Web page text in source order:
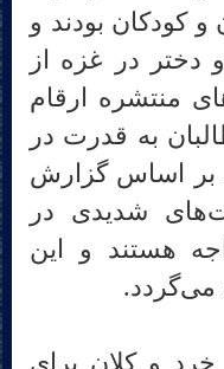
و کودکان بودند و
دفتر حقوق بشر ، بیش از 28000 زن و دختر در غزه از
منتشره ارقام
به قدرت در
بر اساس گزارش
شدیدی در
هستند و این
می‌گردد.
و کلان برای